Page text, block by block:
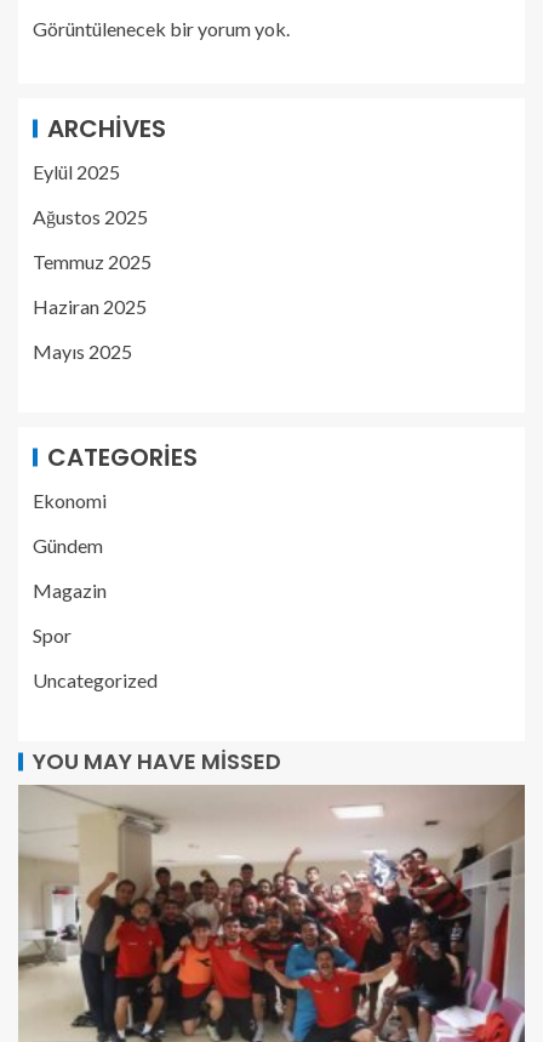
Görüntülenecek bir yorum yok.
ARCHIVES
Eylül 2025
Ağustos 2025
Temmuz 2025
Haziran 2025
Mayıs 2025
CATEGORIES
Ekonomi
Gündem
Magazin
Spor
Uncategorized
YOU MAY HAVE MISSED